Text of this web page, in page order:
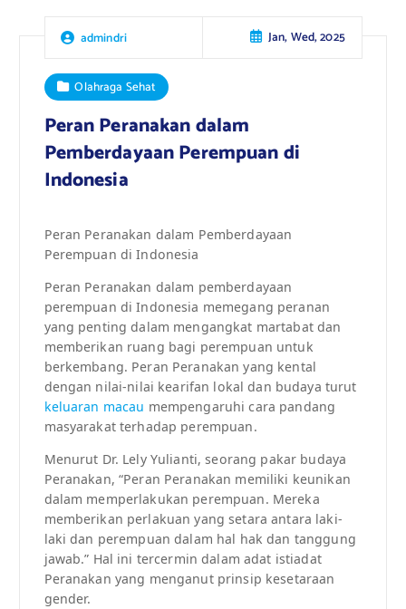
admindri Jan, Wed, 2025
Olahraga Sehat
Peran Peranakan dalam
Pemberdayaan Perempuan di
Indonesia
Peran Peranakan dalam Pemberdayaan
Perempuan di Indonesia
Peran Peranakan dalam pemberdayaan
perempuan di Indonesia memegang peranan
yang penting dalam mengangkat martabat dan
memberikan ruang bagi perempuan untuk
berkembang. Peran Peranakan yang kental
dengan nilai-nilai kearifan lokal dan budaya turut
keluaran macau mempengaruhi cara pandang
masyarakat terhadap perempuan.
Menurut Dr. Lely Yulianti, seorang pakar budaya
Peranakan, “Peran Peranakan memiliki keunikan
dalam memperlakukan perempuan. Mereka
memberikan perlakuan yang setara antara laki-
laki dan perempuan dalam hal hak dan tanggung
jawab.” Hal ini tercermin dalam adat istiadat
Peranakan yang menganut prinsip kesetaraan
gender.